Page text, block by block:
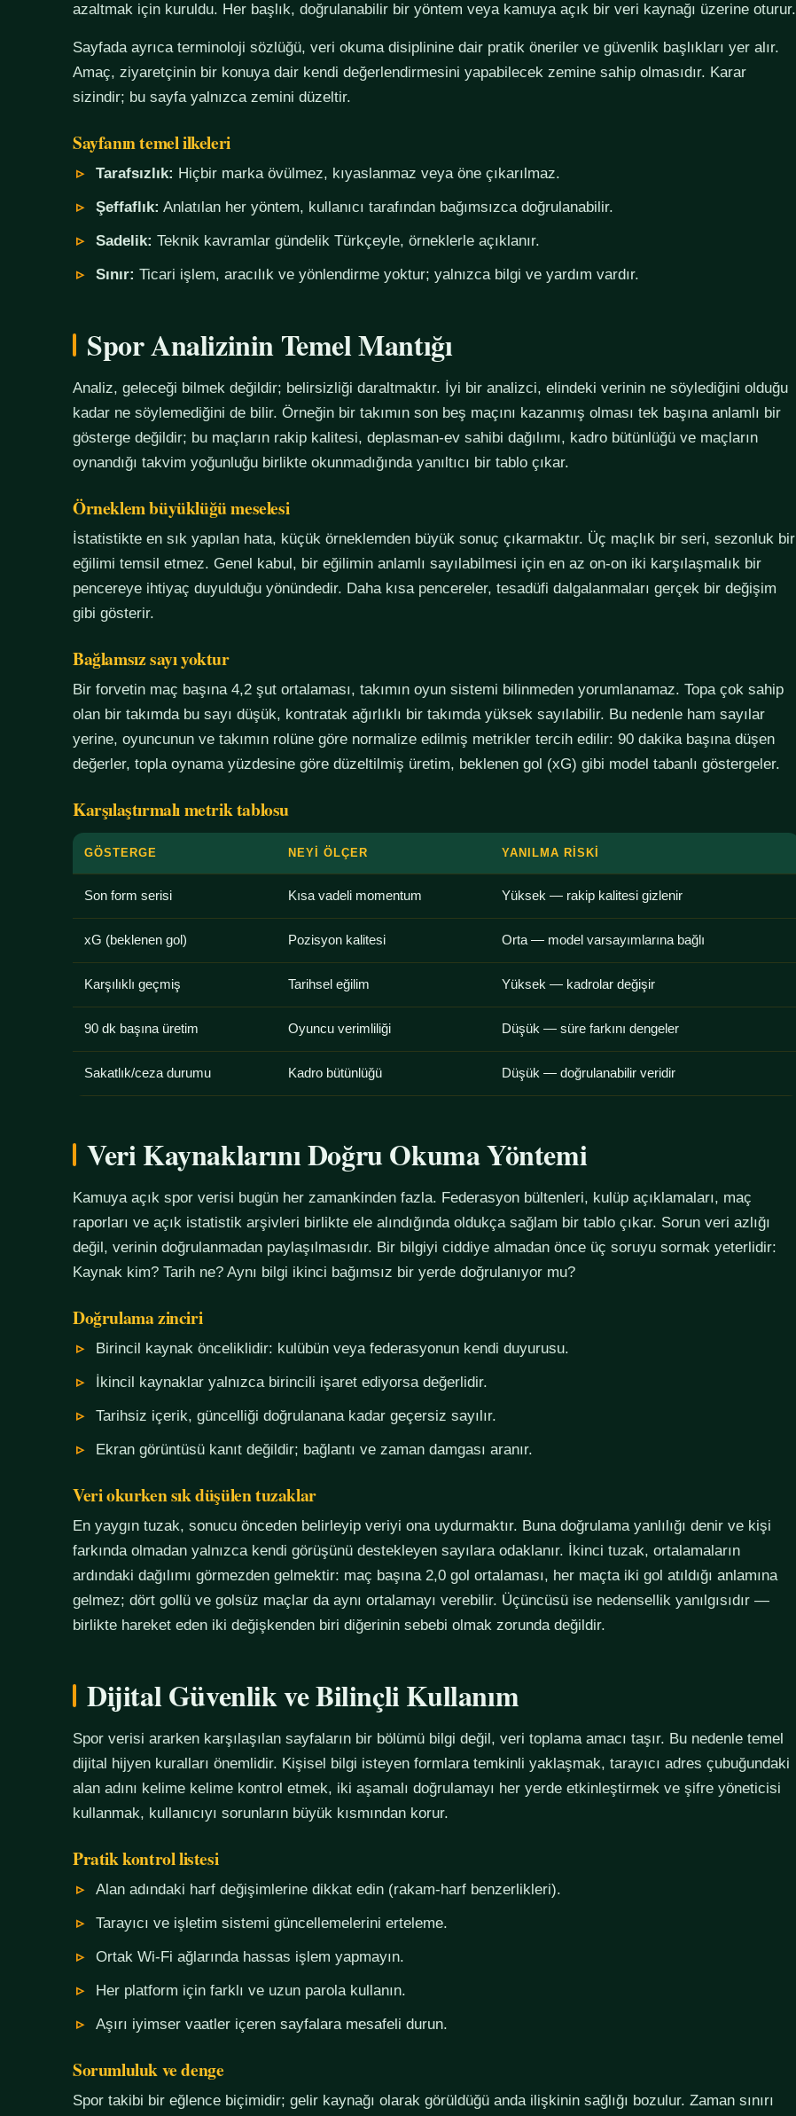
azaltmak için kuruldu. Her başlık, doğrulanabilir bir yöntem veya kamuya açık bir veri kaynağı üzerine oturur.
Sayfada ayrıca terminoloji sözlüğü, veri okuma disiplinine dair pratik öneriler ve güvenlik başlıkları yer alır.
Amaç, ziyaretçinin bir konuya dair kendi değerlendirmesini yapabilecek zemine sahip olmasıdır. Karar
sizindir; bu sayfa yalnızca zemini düzeltir.
Sayfanın temel ilkeleri
Tarafsızlık: Hiçbir marka övülmez, kıyaslanmaz veya öne çıkarılmaz.
Şeffaflık: Anlatılan her yöntem, kullanıcı tarafından bağımsızca doğrulanabilir.
Sadelik: Teknik kavramlar gündelik Türkçeyle, örneklerle açıklanır.
Sınır: Ticari işlem, aracılık ve yönlendirme yoktur; yalnızca bilgi ve yardım vardır.
Spor Analizinin Temel Mantığı
Analiz, geleceği bilmek değildir; belirsizliği daraltmaktır. İyi bir analizci, elindeki verinin ne söylediğini olduğu
kadar ne söylemediğini de bilir. Örneğin bir takımın son beş maçını kazanmış olması tek başına anlamlı bir
gösterge değildir; bu maçların rakip kalitesi, deplasman-ev sahibi dağılımı, kadro bütünlüğü ve maçların
oynandığı takvim yoğunluğu birlikte okunmadığında yanıltıcı bir tablo çıkar.
Örneklem büyüklüğü meselesi
İstatistikte en sık yapılan hata, küçük örneklemden büyük sonuç çıkarmaktır. Üç maçlık bir seri, sezonluk bir
eğilimi temsil etmez. Genel kabul, bir eğilimin anlamlı sayılabilmesi için en az on-on iki karşılaşmalık bir
pencereye ihtiyaç duyulduğu yönündedir. Daha kısa pencereler, tesadüfi dalgalanmaları gerçek bir değişim
gibi gösterir.
Bağlamsız sayı yoktur
Bir forvetin maç başına 4,2 şut ortalaması, takımın oyun sistemi bilinmeden yorumlanamaz. Topa çok sahip
olan bir takımda bu sayı düşük, kontratak ağırlıklı bir takımda yüksek sayılabilir. Bu nedenle ham sayılar
yerine, oyuncunun ve takımın rolüne göre normalize edilmiş metrikler tercih edilir: 90 dakika başına düşen
değerler, topla oynama yüzdesine göre düzeltilmiş üretim, beklenen gol (xG) gibi model tabanlı göstergeler.
Karşılaştırmalı metrik tablosu
GÖSTERGE NEYI ÖLÇER YANILMA RISKI
Son form serisi Kısa vadeli momentum Yüksek — rakip kalitesi gizlenir
xG (beklenen gol) Pozisyon kalitesi Orta — model varsayımlarına bağlı
Karşılıklı geçmiş Tarihsel eğilim Yüksek — kadrolar değişir
90 dk başına üretim Oyuncu verimliliği Düşük — süre farkını dengeler
Sakatlık/ceza durumu Kadro bütünlüğü Düşük — doğrulanabilir veridir
Veri Kaynaklarını Doğru Okuma Yöntemi
Kamuya açık spor verisi bugün her zamankinden fazla. Federasyon bültenleri, kulüp açıklamaları, maç
raporları ve açık istatistik arşivleri birlikte ele alındığında oldukça sağlam bir tablo çıkar. Sorun veri azlığı
değil, verinin doğrulanmadan paylaşılmasıdır. Bir bilgiyi ciddiye almadan önce üç soruyu sormak yeterlidir:
Kaynak kim? Tarih ne? Aynı bilgi ikinci bağımsız bir yerde doğrulanıyor mu?
Doğrulama zinciri
Birincil kaynak önceliklidir: kulübün veya federasyonun kendi duyurusu.
İkincil kaynaklar yalnızca birincili işaret ediyorsa değerlidir.
Tarihsiz içerik, güncelliği doğrulanana kadar geçersiz sayılır.
Ekran görüntüsü kanıt değildir; bağlantı ve zaman damgası aranır.
Veri okurken sık düşülen tuzaklar
En yaygın tuzak, sonucu önceden belirleyip veriyi ona uydurmaktır. Buna doğrulama yanlılığı denir ve kişi
farkında olmadan yalnızca kendi görüşünü destekleyen sayılara odaklanır. İkinci tuzak, ortalamaların
ardındaki dağılımı görmezden gelmektir: maç başına 2,0 gol ortalaması, her maçta iki gol atıldığı anlamına
gelmez; dört gollü ve golsüz maçlar da aynı ortalamayı verebilir. Üçüncüsü ise nedensellik yanılgısıdır —
birlikte hareket eden iki değişkenden biri diğerinin sebebi olmak zorunda değildir.
Dijital Güvenlik ve Bilinçli Kullanım
Spor verisi ararken karşılaşılan sayfaların bir bölümü bilgi değil, veri toplama amacı taşır. Bu nedenle temel
dijital hijyen kuralları önemlidir. Kişisel bilgi isteyen formlara temkinli yaklaşmak, tarayıcı adres çubuğundaki
alan adını kelime kelime kontrol etmek, iki aşamalı doğrulamayı her yerde etkinleştirmek ve şifre yöneticisi
kullanmak, kullanıcıyı sorunların büyük kısmından korur.
Pratik kontrol listesi
Alan adındaki harf değişimlerine dikkat edin (rakam-harf benzerlikleri).
Tarayıcı ve işletim sistemi güncellemelerini erteleme.
Ortak Wi-Fi ağlarında hassas işlem yapmayın.
Her platform için farklı ve uzun parola kullanın.
Aşırı iyimser vaatler içeren sayfalara mesafeli durun.
Sorumluluk ve denge
Spor takibi bir eğlence biçimidir; gelir kaynağı olarak görüldüğü anda ilişkinin sağlığı bozulur. Zaman sınırı